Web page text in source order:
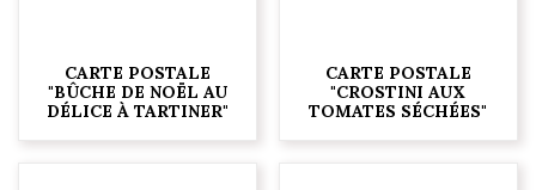
CARTE POSTALE
"BÛCHE DE NOËL AU
DÉLICE À TARTINER"
CARTE POSTALE
"CROSTINI AUX
TOMATES SÉCHÉES"